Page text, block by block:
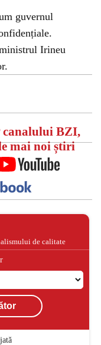
guvernul
Irineu
canalului BZI,
mai noi știri
de calitate